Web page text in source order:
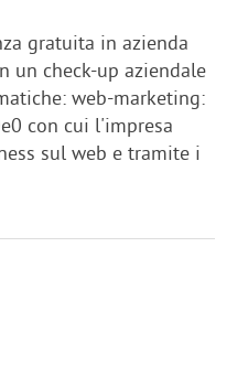
gratuita in azienda
un check-up aziendale
web-marketing:
con cui l'impresa
sul web e tramite i